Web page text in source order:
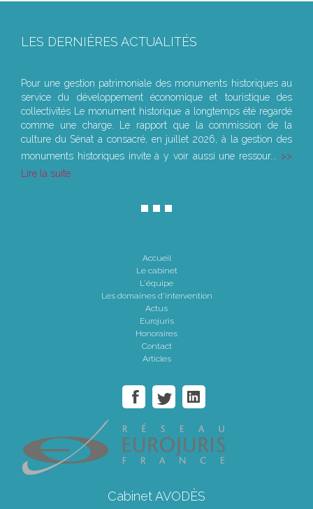
LES DERNIÈRES ACTUALITÉS
Pour une gestion patrimoniale des monuments historiques au
service du développement économique et touristique des
collectivités Le monument historique a longtemps été regardé
comme une charge. Le rapport que la commission de la
culture du Sénat a consacré, en juillet 2026, à la gestion des
monuments historiques invite à y voir aussi une ressour...
Lire la suite
Accueil
Le cabinet
L'équipe
Les domaines d'intervention
Actus
Eurojuris
Honoraires
Contact
Articles
Cabinet AVODÈS